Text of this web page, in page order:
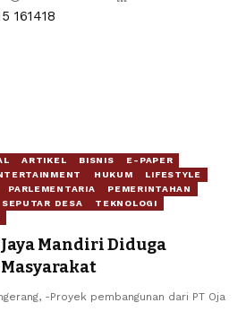
ARTIKEL BISNIS
E-PAPER
HUKUM
LIFESTYLE
PARLEMENTARIA
PEMERINTAHAN
SEPUTAR DESA
TEKNOLOGI
Jaya Mandiri Diduga
-Proyek pembangunan dari PT Oja